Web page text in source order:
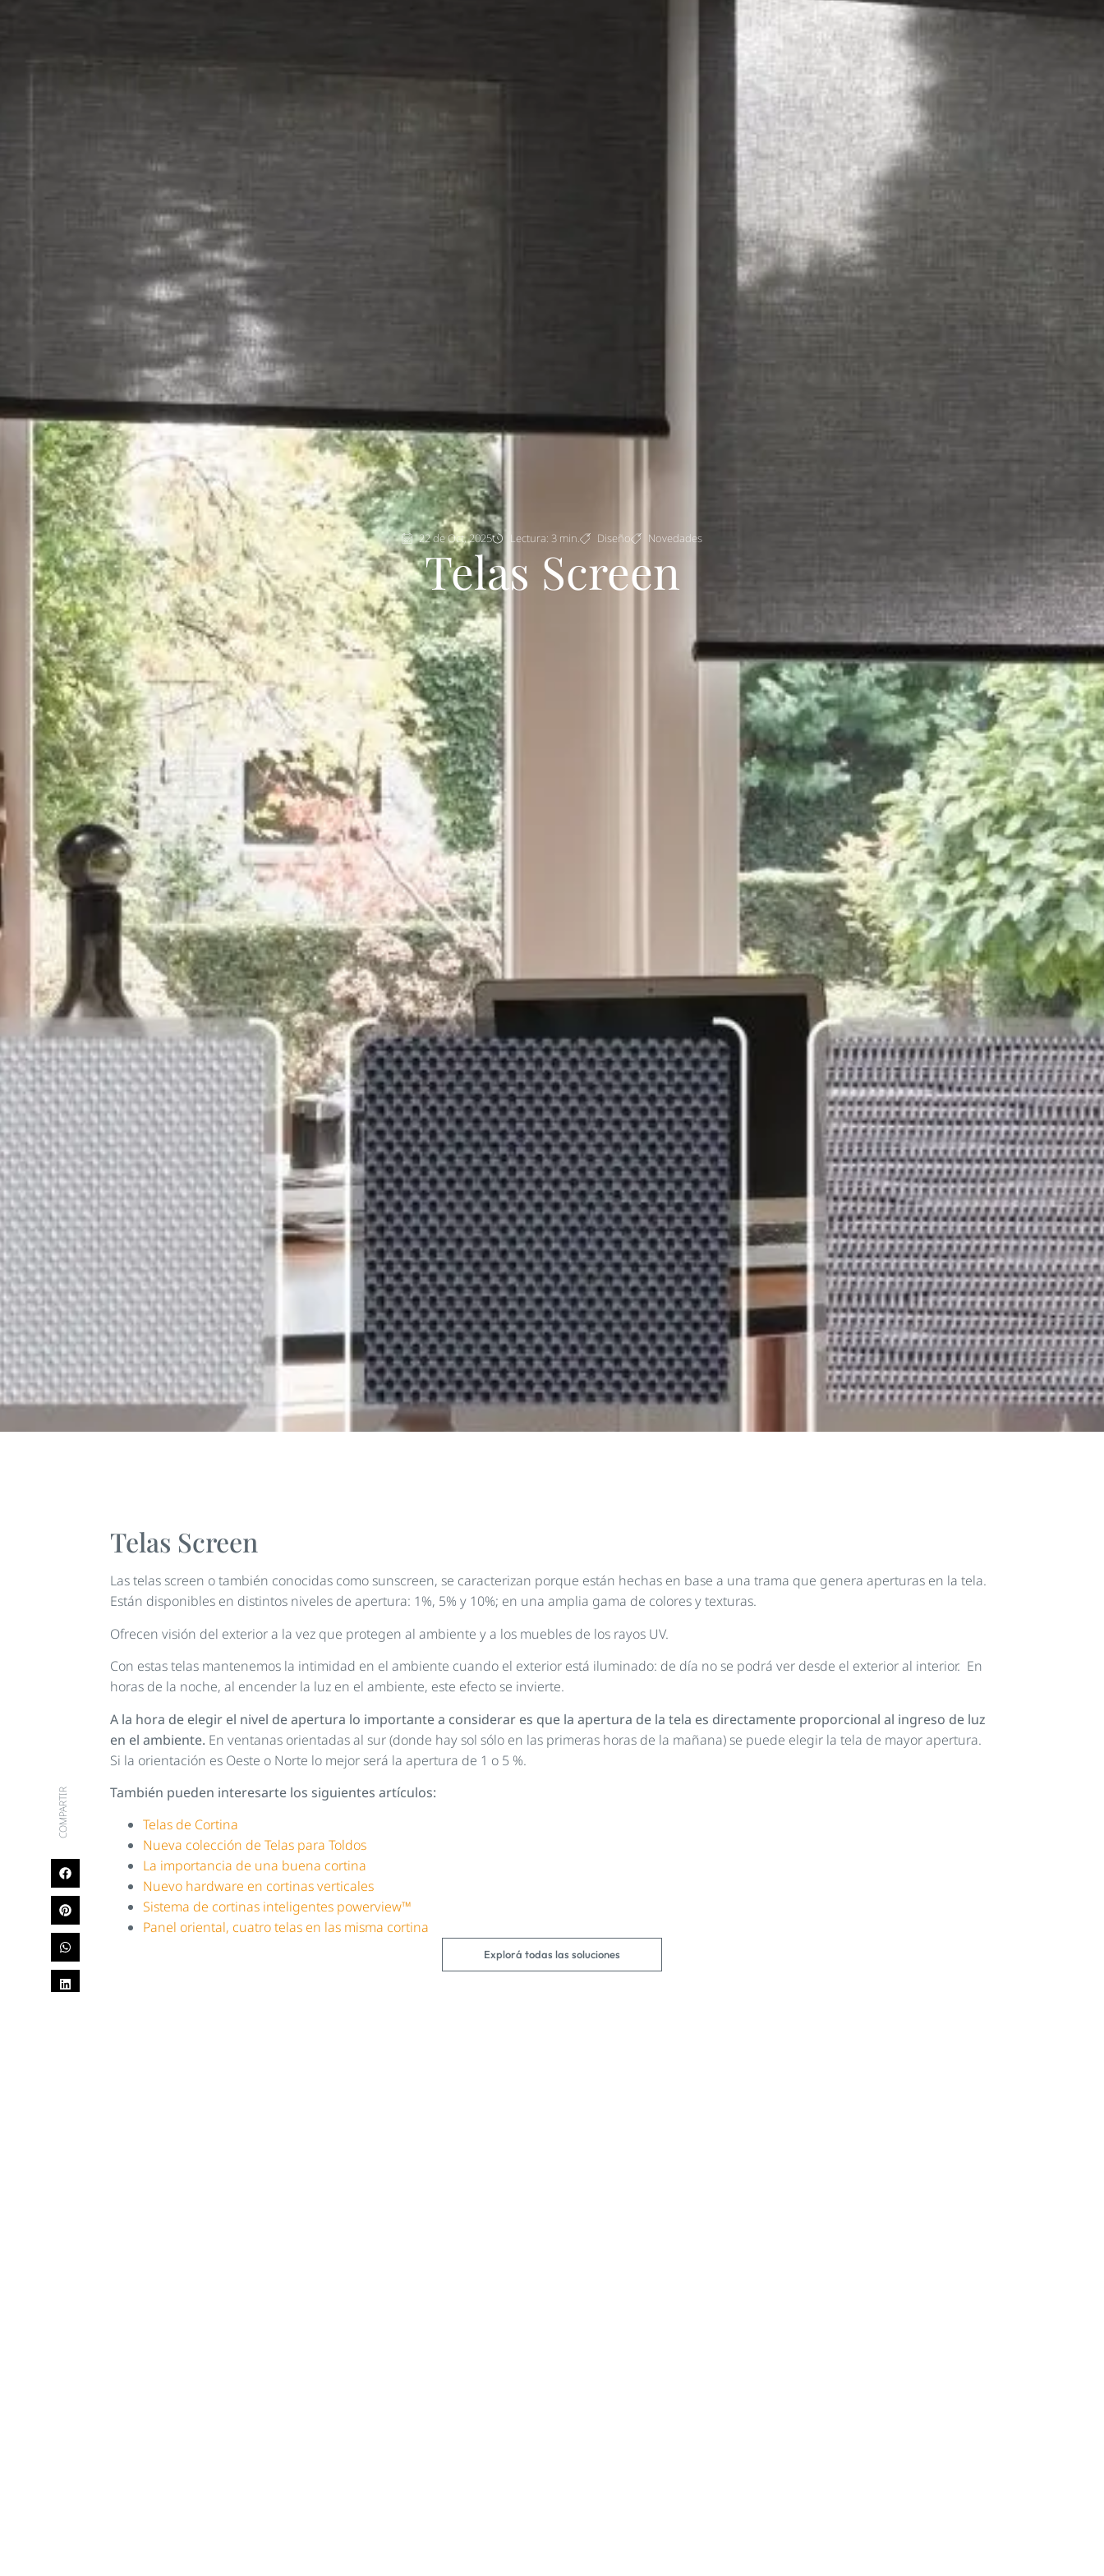
22 de Oct, 2025 Lectura: 3 min. Diseño Novedades
Telas Screen
COMPARTIR
Telas Screen
Las telas screen o también conocidas como sunscreen, se caracterizan porque están hechas en base a una trama que genera aperturas en la tela.
Están disponibles en distintos niveles de apertura: 1%, 5% y 10%; en una amplia gama de colores y texturas.
Ofrecen visión del exterior a la vez que protegen al ambiente y a los muebles de los rayos UV.
Con estas telas mantenemos la intimidad en el ambiente cuando el exterior está iluminado: de día no se podrá ver desde el exterior al interior. En
horas de la noche, al encender la luz en el ambiente, este efecto se invierte.
A la hora de elegir el nivel de apertura lo importante a considerar es que la apertura de la tela es directamente proporcional al ingreso de luz
en el ambiente. En ventanas orientadas al sur (donde hay sol sólo en las primeras horas de la mañana) se puede elegir la tela de mayor apertura.
Si la orientación es Oeste o Norte lo mejor será la apertura de 1 o 5 %.
También pueden interesarte los siguientes artículos:
Telas de Cortina
Nueva colección de Telas para Toldos
La importancia de una buena cortina
Nuevo hardware en cortinas verticales
Sistema de cortinas inteligentes powerview™
Panel oriental, cuatro telas en las misma cortina
Explorá todas las soluciones